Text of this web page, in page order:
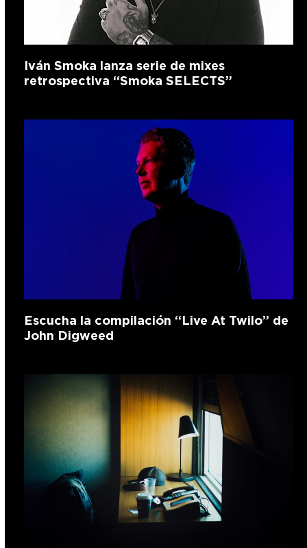
Iván Smoka lanza serie de mixes
retrospectiva “Smoka SELECTS”
Escucha la compilación “Live At Twilo” de
John Digweed